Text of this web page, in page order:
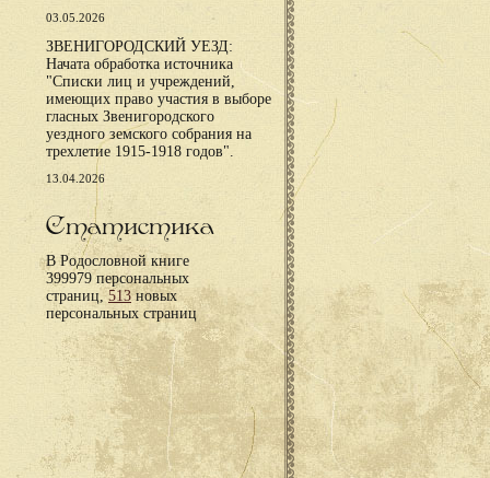
03.05.2026
ЗВЕНИГОРОДСКИЙ УЕЗД:
Начата обработка источника
"Списки лиц и учреждений,
имеющих право участия в выборе
гласных Звенигородского
уездного земского собрания на
трехлетие 1915-1918 годов".
13.04.2026
Статистика
В Родословной книге
399979 персональных
страниц,513новых
персональных страниц